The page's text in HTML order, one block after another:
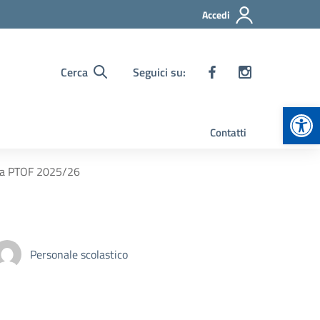
Accedi
Cerca Seguici su:
Contatti
PTOF 2025/26
Personale scolastico